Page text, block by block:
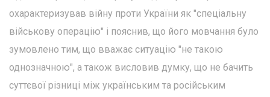
охарактеризував війну проти України як "спеціальну
військову операцію" і пояснив, що його мовчання було
зумовлено тим, що вважає ситуацію "не такою
однозначною", а також висловив думку, що не бачить
суттєвої різниці між українським та російським